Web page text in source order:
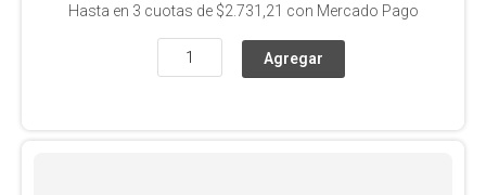
Hasta en 3 cuotas de $2.731,21 con Mercado Pago